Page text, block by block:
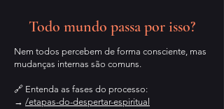
Todo mundo passa por isso?
Nem todos percebem de forma consciente, mas
mudanças internas são comuns.
🔗 Entenda as fases do processo:
→ /etapas-do-despertar-espiritual